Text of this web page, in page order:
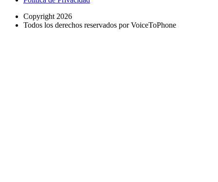
Copyright 2026
Todos los derechos reservados por VoiceToPhone